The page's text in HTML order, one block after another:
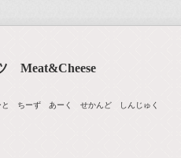
Meat&Cheese
ちーず あーく せかんど しんじゅく